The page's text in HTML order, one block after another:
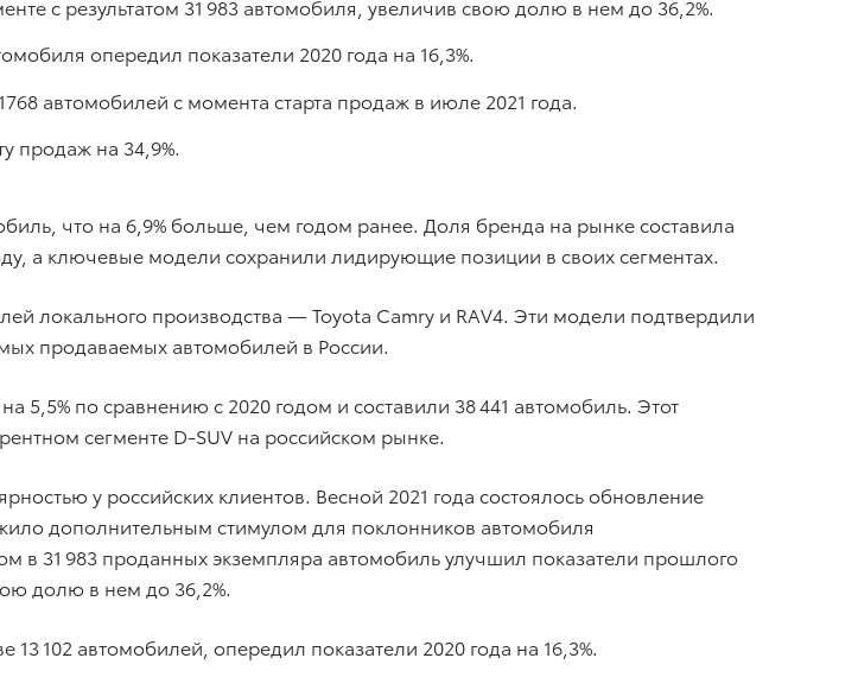
с результатом 31 983 автомобиля, увеличив свою долю в нем до 36,2%.
опередил показатели 2020 года на 16,3%.
автомобилей с момента старта продаж в июле 2021 года.
продаж на 34,9%.
что на 6,9% больше, чем годом ранее. Доля бренда на рынке составила
а ключевые модели сохранили лидирующие позиции в своих сегментах.
локального производства — Toyota Camry и RAV4. Эти модели подтвердили
продаваемых автомобилей в России.
5,5% по сравнению с 2020 годом и составили 38 441 автомобиль. Этот
сегменте D-SUV на российском рынке.
у российских клиентов. Весной 2021 года состоялось обновление
дополнительным стимулом для поклонников автомобиля
в 31 983 проданных экземпляра автомобиль улучшил показатели прошлого
долю в нем до 36,2%.
102 автомобилей, опередил показатели 2020 года на 16,3%.